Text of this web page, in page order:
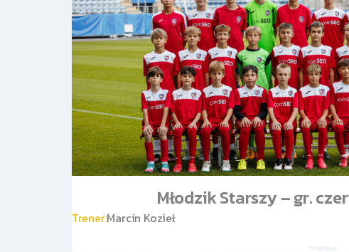
Młodzik Starszy – gr.
Trener:Marcin Kozieł